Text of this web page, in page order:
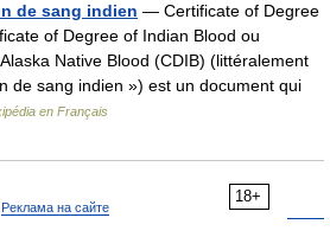
de sang indien — Certificate of Degree
of Degree of Indian Blood ou
Native Blood (CDIB) (littéralement
de sang indien ») est un document qui
en Français
18+
Реклама на сайте